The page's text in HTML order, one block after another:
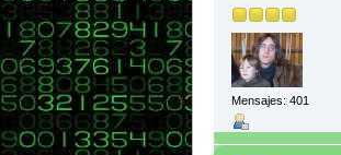
Mensajes: 401